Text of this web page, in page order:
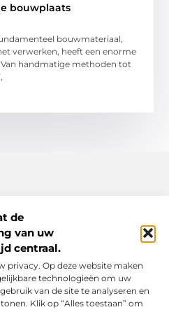
de
van uw
centraal.
privacy. Op deze website maken
technologieën om uw
van de site te analyseren en
Klik op “Alles toestaan” om
bouwplaats
bouwmateriaal,
verwerken, heeft een enorme
handmatige methoden tot
voor elk moment.
artikelen en blogs die je dagelijks
adviezen tot boeiende verhalen.